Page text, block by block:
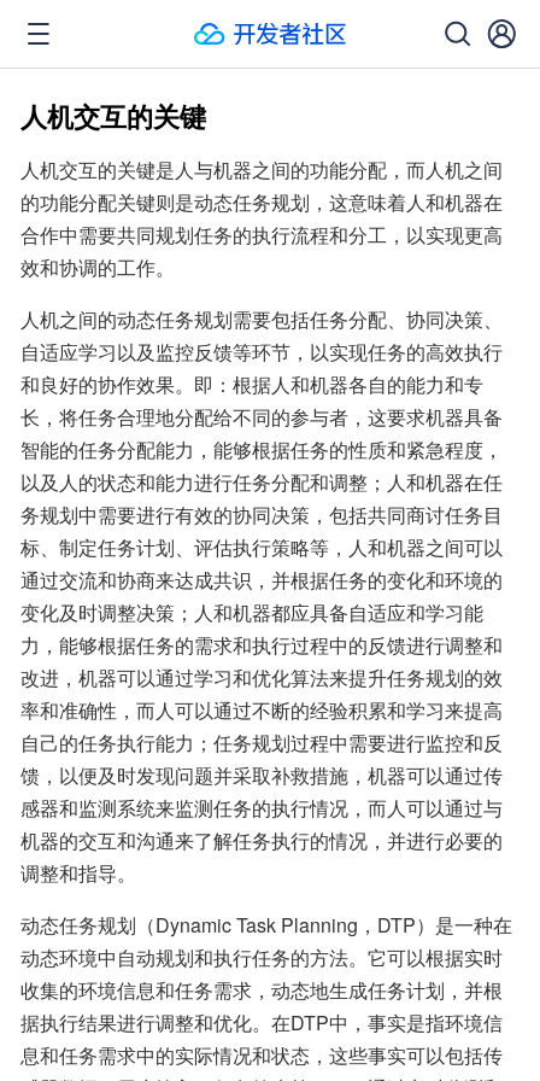
人机交互的关键
人机交互的关键是人与机器之间的功能分配，而人机之间
的功能分配关键则是动态任务规划，这意味着人和机器在
合作中需要共同规划任务的执行流程和分工，以实现更高
效和协调的工作。
人机之间的动态任务规划需要包括任务分配、协同决策、
自适应学习以及监控反馈等环节，以实现任务的高效执行
和良好的协作效果。即：根据人和机器各自的能力和专
长，将任务合理地分配给不同的参与者，这要求机器具备
智能的任务分配能力，能够根据任务的性质和紧急程度，
以及人的状态和能力进行任务分配和调整；人和机器在任
务规划中需要进行有效的协同决策，包括共同商讨任务目
标、制定任务计划、评估执行策略等，人和机器之间可以
通过交流和协商来达成共识，并根据任务的变化和环境的
变化及时调整决策；人和机器都应具备自适应和学习能
力，能够根据任务的需求和执行过程中的反馈进行调整和
改进，机器可以通过学习和优化算法来提升任务规划的效
率和准确性，而人可以通过不断的经验积累和学习来提高
自己的任务执行能力；任务规划过程中需要进行监控和反
馈，以便及时发现问题并采取补救措施，机器可以通过传
感器和监测系统来监测任务的执行情况，而人可以通过与
机器的交互和沟通来了解任务执行的情况，并进行必要的
调整和指导。
动态任务规划（Dynamic Task Planning，DTP）是一种在
动态环境中自动规划和执行任务的方法。它可以根据实时
收集的环境信息和任务需求，动态地生成任务计划，并根
据执行结果进行调整和优化。在DTP中，事实是指环境信
息和任务需求中的实际情况和状态，这些事实可以包括传